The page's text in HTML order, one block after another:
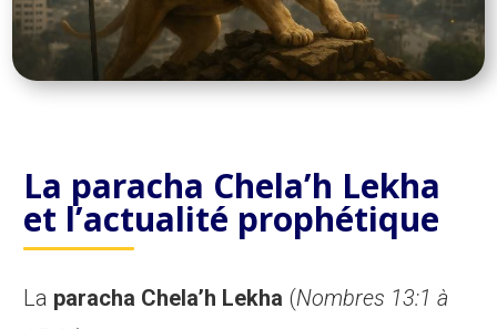
La paracha Chela’h Lekha
et l’actualité prophétique
La paracha Chela’h Lekha (Nombres 13:1 à